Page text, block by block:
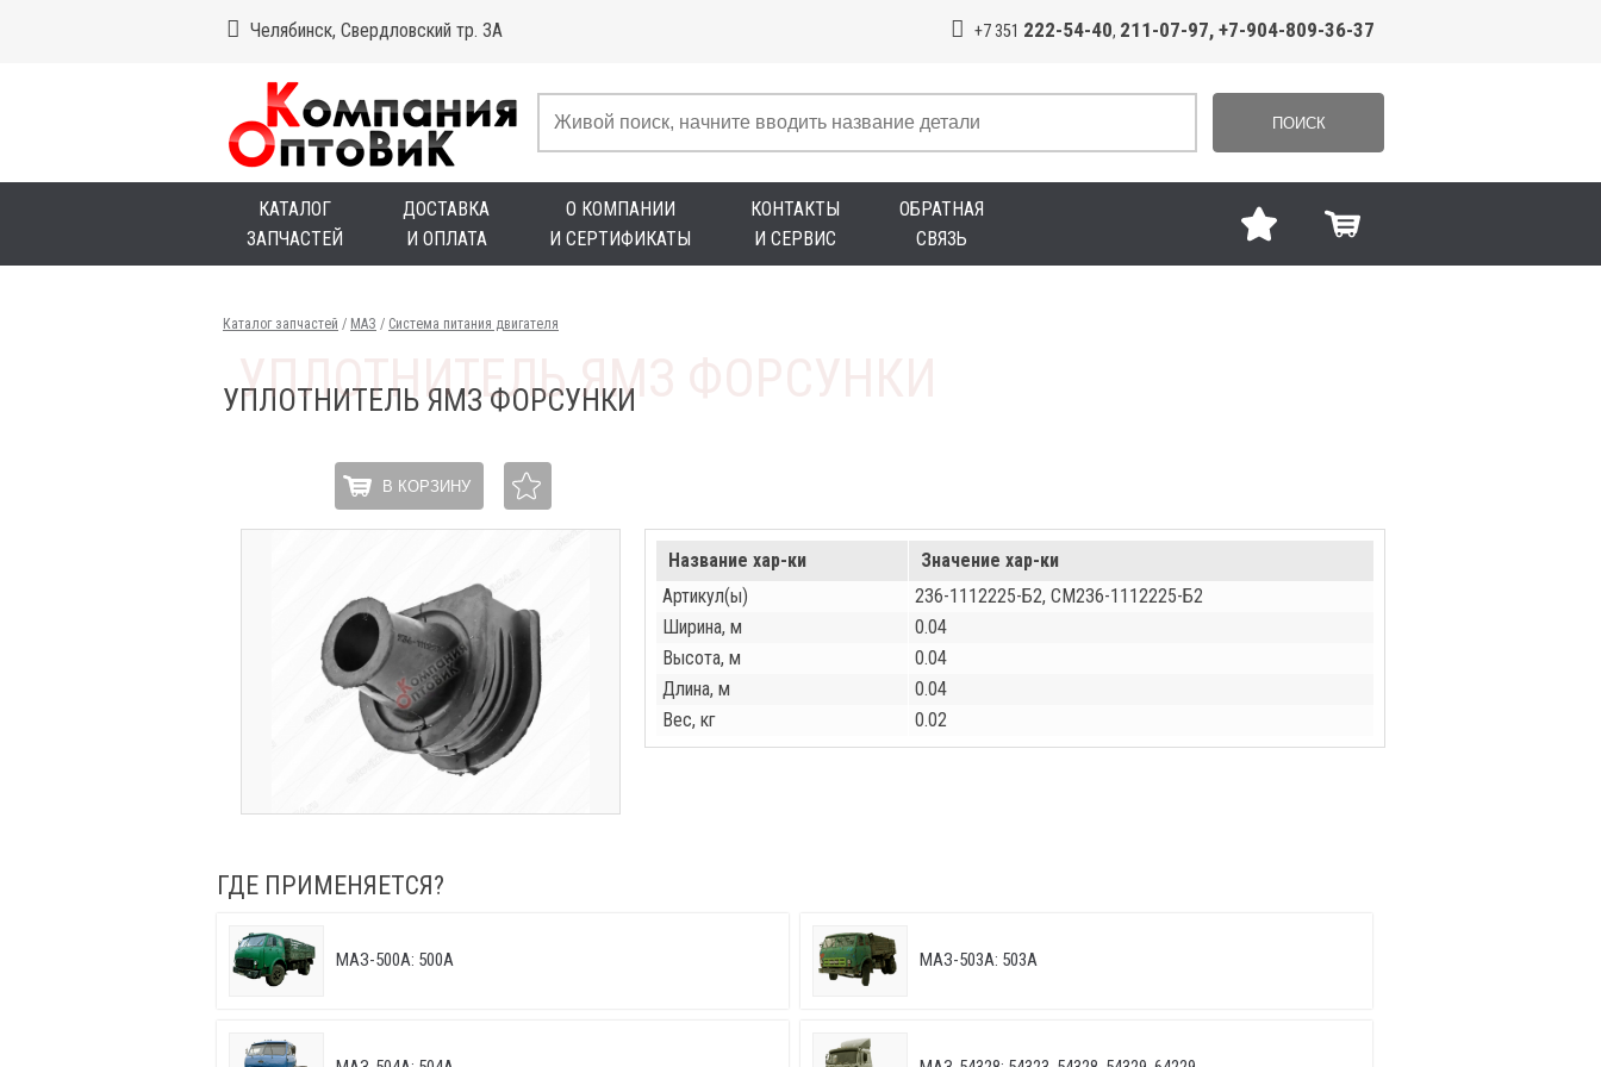
Челябинск, Свердловский тр. 3А +7 351 222-54-40, 211-07-97, +7-904-809-36-37
ПОИСК
КАТАЛОГ
ЗАПЧАСТЕЙ
ДОСТАВКА
И ОПЛАТА
О КОМПАНИИ
И СЕРТИФИКАТЫ
КОНТАКТЫ
И СЕРВИС
ОБРАТНАЯ
СВЯЗЬ
Каталог запчастей / МАЗ / Система питания двигателя
УПЛОТНИТЕЛЬ ЯМЗ ФОРСУНКИ
В КОРЗИНУ
Название хар-ки
Значение хар-ки
Артикул(ы)
236-1112225-Б2, СМ236-1112225-Б2
Ширина, м
0.04
Высота, м
0.04
Длина, м
0.04
Вес, кг
0.02
ГДЕ ПРИМЕНЯЕТСЯ?
МАЗ-500А: 500А МАЗ-503А: 503А